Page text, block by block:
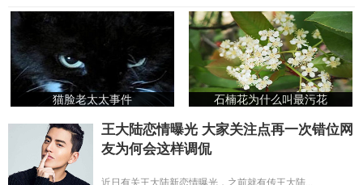
猫脸老太太事件 石楠花为什么叫最污花
王大陆恋情曝光 大家关注点再一次错位网
友为何会这样调侃
近日有关王大陆新恋情曝光，之前就有传王大陆...